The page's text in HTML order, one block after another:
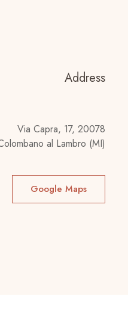
Address
Via Capra, 17, 20078
al Lambro (MI)
Google Maps